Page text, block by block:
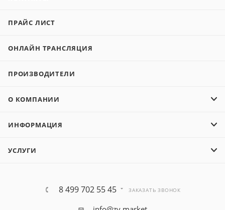
ПРАЙС ЛИСТ
ОНЛАЙН ТРАНСЛЯЦИЯ
ПРОИЗВОДИТЕЛИ
О КОМПАНИИ
ИНФОРМАЦИЯ
УСЛУГИ
8 499 702 55 45 ЗАКАЗАТЬ ЗВОНОК